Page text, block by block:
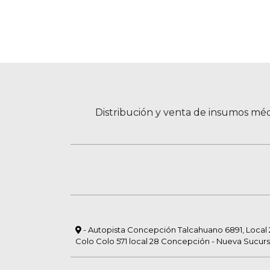
Distribución y venta de insumos
- Autopista Concepción Talcahuano 6891, Local
Colo Colo 571 local 28 Concepción - Nueva